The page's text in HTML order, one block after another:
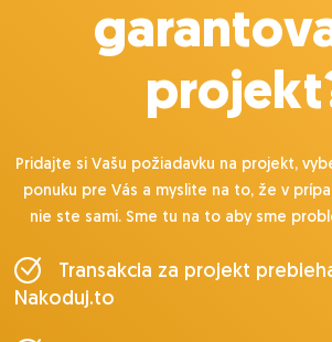
Pridajte si Vašu požiadavku na projekt,
ponuku pre Vás a myslite na to, že v
nie ste sami. Sme tu na to aby sme
Transakcia za projekt
Nakoduj.to